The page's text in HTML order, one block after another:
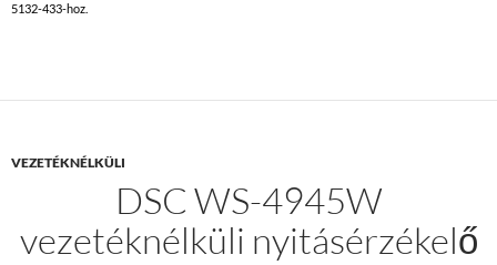
5132-433-hoz.
VEZETÉKNÉLKÜLI
DSC WS-4945W
vezetéknélküli nyitásérzékelő